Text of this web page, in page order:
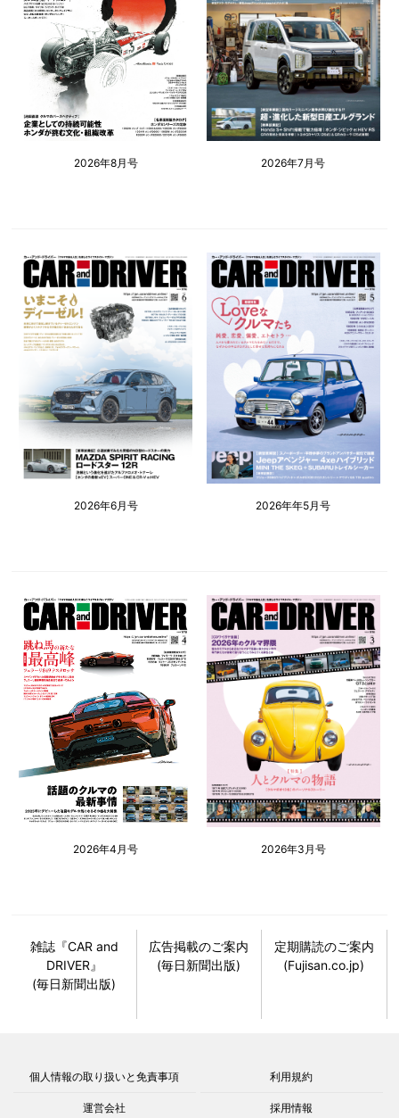
2026年8月号 2026年7月号
2026年6月号 2026年年5月号
2026年4月号 2026年3月号
雑誌『CAR and
DRIVER』
(毎日新聞出版)
広告掲載のご案内
(毎日新聞出版)
定期購読のご案内
(Fujisan.co.jp)
個人情報の取り扱いと免責事項 利用規約
運営会社 採用情報